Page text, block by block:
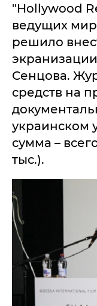
"Hollywood
ведущих
решило
Сенцова.
средств на
украинском
сумма –
тыс.).